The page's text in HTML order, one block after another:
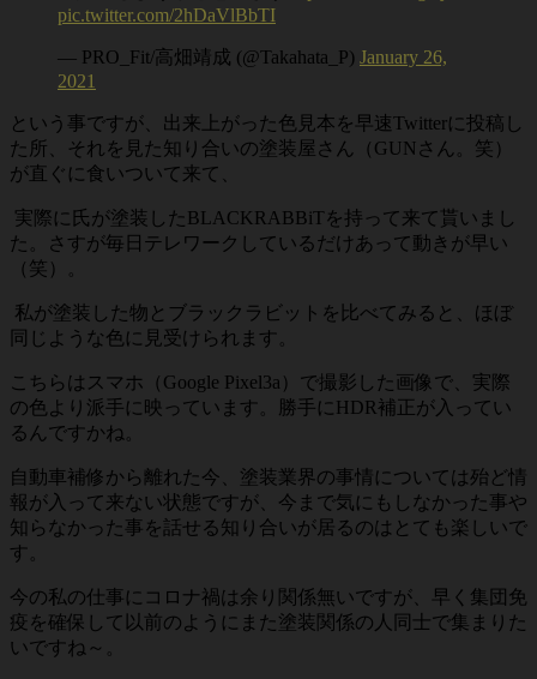
pic.twitter.com/2hDaVlBbTI
— PRO_Fit/高畑靖成 (@Takahata_P) January 26,
2021
という事ですが、出来上がった色見本を早速Twitterに投稿し
た所、それを見た知り合いの塗装屋さん（GUNさん。笑）
が直ぐに食いついて来て、
実際に氏が塗装したBLACKRABBiTを持って来て貰いまし
た。さすが毎日テレワークしているだけあって動きが早い
（笑）。
私が塗装した物とブラックラビットを比べてみると、ほぼ
同じような色に見受けられます。
こちらはスマホ（Google Pixel3a）で撮影した画像で、実際
の色より派手に映っています。勝手にHDR補正が入ってい
るんですかね。
自動車補修から離れた今、塗装業界の事情については殆ど情
報が入って来ない状態ですが、今まで気にもしなかった事や
知らなかった事を話せる知り合いが居るのはとても楽しいで
す。
今の私の仕事にコロナ禍は余り関係無いですが、早く集団免
疫を確保して以前のようにまた塗装関係の人同士で集まりた
いですね～。